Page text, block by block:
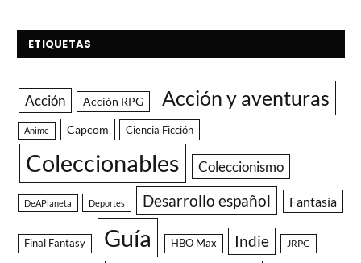
ETIQUETAS
Acción Acción RPG Acción y aventuras
Anime Capcom Ciencia Ficción
Coleccionables Coleccionismo
DeAPlaneta Deportes Desarrollo español Fantasía
Final Fantasy Guía HBO Max Indie JRPG